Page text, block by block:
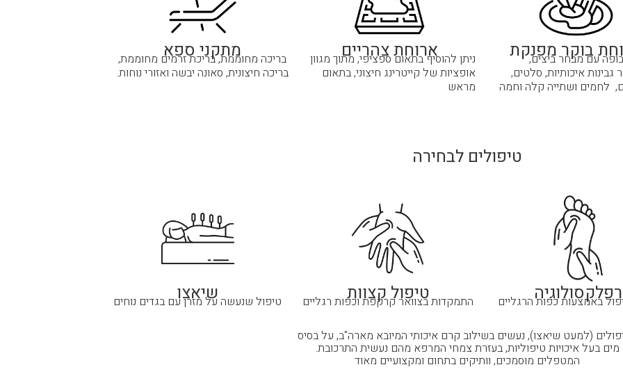
בוקר מפנקת
בופה עם מבחר ביצים,
גבינות איכותיות, סלטים,
לחמים ושתייה קלה וחמה
ארוחת צהריים
ניתן להוסיף בתאום ספציפי, מתוך מגוון
אופציות של קייטרינג חיצוני, בתאום
מראש
מתקני ספא
בריכה מחוממת, בריכת זרמים מחוממת,
בריכה חיצונית, סאונה יבשה ואזורי נוחות.
טיפולים לבחירה
רפלקסולוגיה
באמצעות כפות הרגליים טיפול קצוות
התמקדות בצוואר קרקפת וכפות רגליים שיאצו
טיפול שנעשה על מזרן עם בגדים נוחים
(למעט שיאצו), נעשים בשילוב קרם איכותי המיובא מארה"ב, על בסיס
מים בעל איכויות טיפוליות, בעזרת צמחי המרפא מהם נעשית התרכובת.
המטפלים מוסמכים, וותיקים בתחום ומקצועיים מאוד